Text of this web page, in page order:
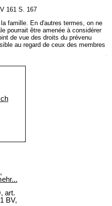
161 S. 167
famille. En d'autres termes, on ne
pourrait être amenée à considérer
de vue des droits du prévenu
au regard de ceux des membres
,
art.
BV,